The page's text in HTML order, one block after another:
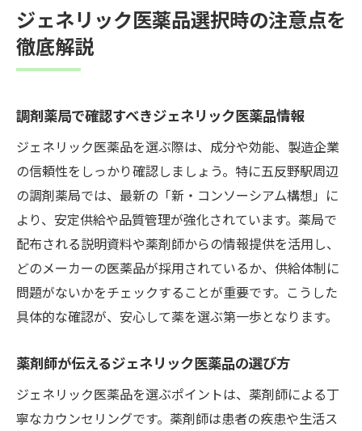
ジェネリック医薬品選択時の注意点を
徹底解説
調剤薬局で確認すべきジェネリック医薬品情報
ジェネリック医薬品を選ぶ際は、成分や効能、製造企業
の信頼性をしっかり確認しましょう。特に五反野駅周辺
の調剤薬局では、最新の「新・コンソーシアム構想」に
より、安定供給や品質管理が強化されています。薬局で
配布される説明資料や薬剤師からの情報提供を活用し、
どのメーカーの医薬品が採用されているか、供給体制に
問題がないかをチェックすることが重要です。こうした
具体的な確認が、安心して薬を選ぶ第一歩となります。
薬剤師が伝えるジェネリック医薬品の選び方
ジェネリック医薬品を選ぶポイントは、薬剤師による丁
寧なカウンセリングです。薬剤師は患者の疾患や生活ス